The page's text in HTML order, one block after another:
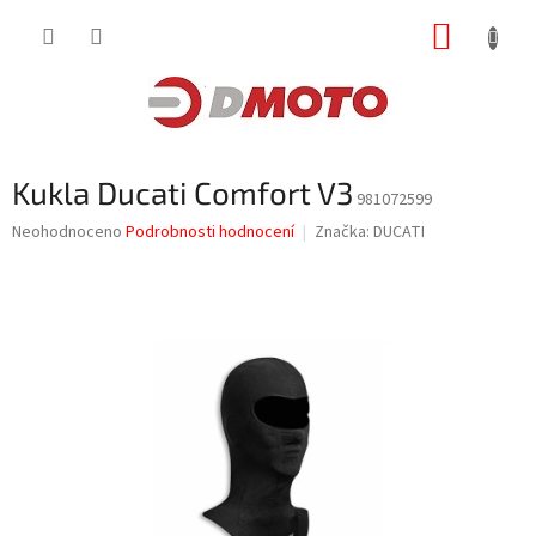
Kukla Ducati Comfort V3 981072599
Průměrné
Neohodnoceno Podrobnosti hodnocení Značka: DUCATI